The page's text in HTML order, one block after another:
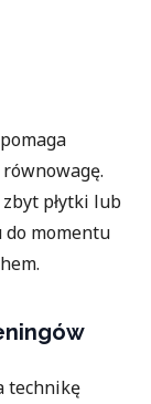
płytki lub
momentu
technikę